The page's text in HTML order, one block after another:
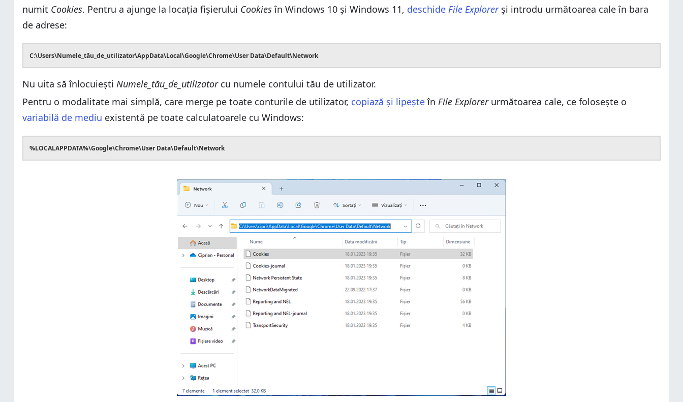
Locația cookie-urilor din Opera și Opera GX în Windows 10 și Windows 11
De ce ai vrut să afli locația cookie-urilor browserului tău web?
numit Cookies. Pentru a ajunge la locația fișierului Cookiesîn Windows 10 și Windows 11, deschide File Explorerși introdu următoarea cale în bara
de adrese:
C:\Users\Numele_tău_de_utilizator\AppData\Local\Google\Chrome\User Data\Default\Network
Nu uita să înlocuiești Numele_tău_de_utilizatorcu numele contului tău de utilizator.
Pentru o modalitate mai simplă, care merge pe toate conturile de utilizator, copiază și lipeșteîn File Explorerurmătoarea cale, ce folosește o
variabilă de mediu existentă pe toate calculatoarele cu Windows:
%LOCALAPPDATA%\Google\Chrome\User Data\Default\Network